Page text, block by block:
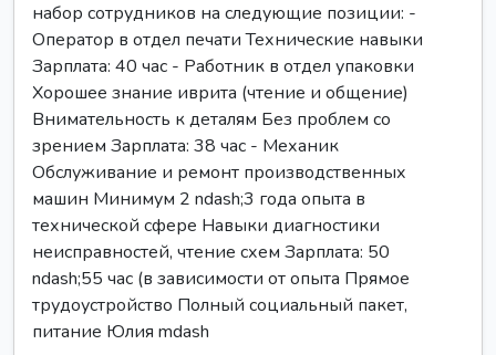
набор сотрудников на следующие позиции: -
Оператор в отдел печати Технические навыки
Зарплата: 40 час - Работник в отдел упаковки
Хорошее знание иврита (чтение и общение)
Внимательность к деталям Без проблем со
зрением Зарплата: 38 час - Механик
Обслуживание и ремонт производственных
машин Минимум 2 ndash;3 года опыта в
технической сфере Навыки диагностики
неисправностей, чтение схем Зарплата: 50
ndash;55 час (в зависимости от опыта Прямое
трудоустройство Полный социальный пакет,
питание Юлия mdash